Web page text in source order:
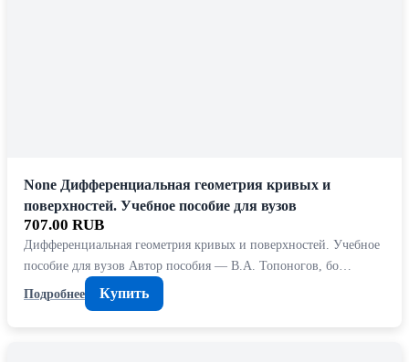
None Дифференциальная геометрия кривых и
поверхностей. Учебное пособие для вузов
707.00 RUB
Дифференциальная геометрия кривых и поверхностей. Учебное
пособие для вузов Автор пособия — В.А. Топоногов, бо…
Подробнее
Купить